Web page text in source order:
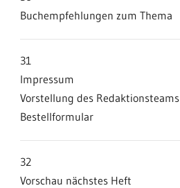
Buchempfehlungen zum Thema
31
Impressum
Vorstellung des Redaktionsteams
Bestellformular
32
Vorschau nächstes Heft